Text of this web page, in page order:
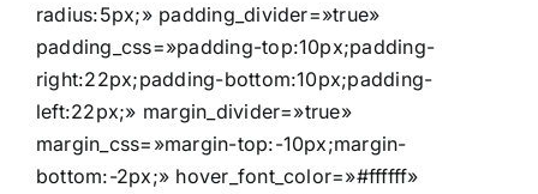
radius:5px;» padding_divider=»true»
padding_css=»padding-top:10px;padding-
right:22px;padding-bottom:10px;padding-
left:22px;» margin_divider=»true»
margin_css=»margin-top:-10px;margin-
bottom:-2px;» hover_font_color=»#ffffff»